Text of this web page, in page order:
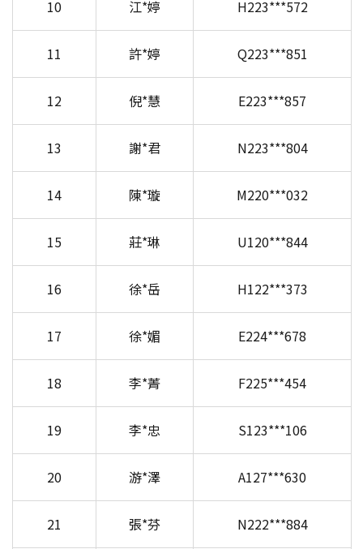
10 江*婷 H223***572
11 許*婷 Q223***851
12 倪*慧 E223***857
13 謝*君 N223***804
14 陳*璇 M220***032
15 莊*琳 U120***844
16 徐*岳 H122***373
17 徐*媚 E224***678
18 李*菁 F225***454
19 李*忠 S123***106
20 游*澤 A127***630
21 張*芬 N222***884